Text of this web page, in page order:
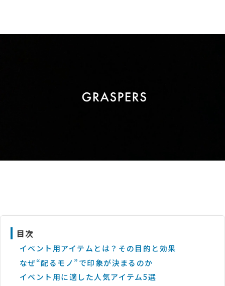
目次
イベント用アイテムとは？その目的と効果
なぜ“配るモノ”で印象が決まるのか
イベント用に適した人気アイテム5選